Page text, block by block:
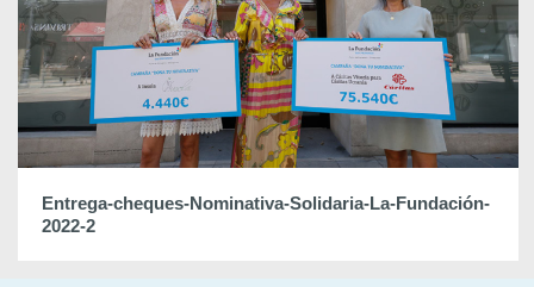
Entrega-cheques-Nominativa-Solidaria-La-Fundación-
2022-2